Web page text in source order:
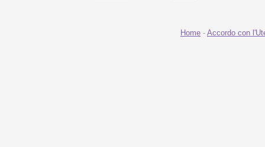
Home - Accordo con